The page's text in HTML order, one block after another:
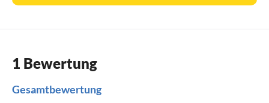
1 Bewertung
Gesamtbewertung